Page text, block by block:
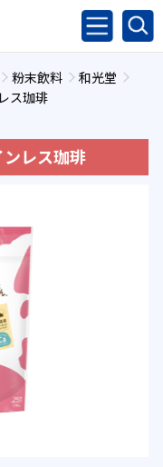
粉末飲料
和光堂
ス珈琲
レス珈琲